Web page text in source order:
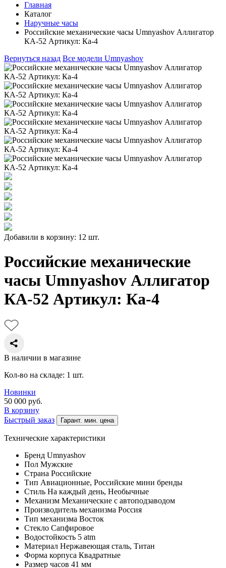
Главная
Каталог
Наручные часы
Российские механические часы Umnyashov Аллигатор
КА-52 Артикул: Ка-4
Вернуться назад Все модели Umnyashov
Добавили в корзину: 12 шт.
Российские механические
часы Umnyashov Аллигатор
КА-52 Артикул: Ка-4
В наличии в магазине
Кол-во на складе: 1 шт.
Новинки
50 000 руб.
В корзину
Быстрый заказ
Гарант. мин. цена
Технические характеристики
Бренд Umnyashov
Пол Мужские
Страна Российские
Тип Авиационные, Российские мини бренды
Стиль На каждый день, Необычные
Механизм Механические с автоподзаводом
Производитель механизма Россия
Тип механизма Восток
Стекло Сапфировое
Водостойкость 5 atm
Материал Нержавеющая сталь, Титан
Форма корпуса Квадратные
Размер часов 41 мм